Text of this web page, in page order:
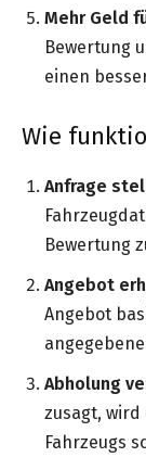
Mehr Geld
Bewertung
einen
Wie
Anfrage
Bewertung
Angebot
Angebot
Abholung
zusagt,
Fahrzeugs